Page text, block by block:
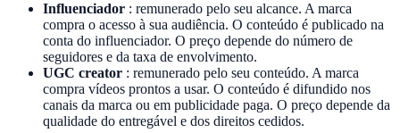
Influenciador : remunerado pelo seu alcance. A marca
compra o acesso à sua audiência. O conteúdo é publicado na
conta do influenciador. O preço depende do número de
seguidores e da taxa de envolvimento.
UGC creator : remunerado pelo seu conteúdo. A marca
compra vídeos prontos a usar. O conteúdo é difundido nos
canais da marca ou em publicidade paga. O preço depende da
qualidade do entregável e dos direitos cedidos.